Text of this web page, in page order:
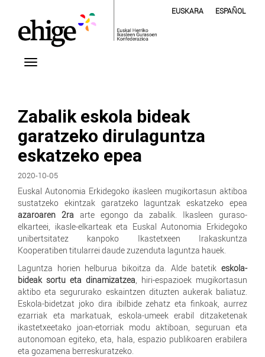
EUSKARA ESPAÑOL
Zabalik eskola bideak
garatzeko dirulaguntza
eskatzeko epea
2020-10-05
Euskal Autonomia Erkidegoko ikasleen mugikortasun aktiboa
sustatzeko ekintzak garatzeko laguntzak eskatzeko epea
azaroaren 2raarte egongo da zabalik. Ikasleen guraso-
elkarteei, ikasle-elkarteak eta Euskal Autonomia Erkidegoko
unibertsitatez kanpoko Ikastetxeen Irakaskuntza
Kooperatiben titularrei daude zuzenduta laguntza hauek.
Laguntza horien helburua bikoitza da. Alde batetik eskola-
bideak sortu eta dinamizatzea, hiri-espazioek mugikortasun
aktibo eta segururako eskaintzen dituzten aukerak baliatuz.
Eskola-bidetzat joko dira ibilbide zehatz eta finkoak, aurrez
ezarriak eta markatuak, eskola-umeek erabil ditzaketenak
ikastetxeetako joan-etorriak modu aktiboan, seguruan eta
autonomoan egiteko, eta, hala, espazio publikoaren erabilera
eta gozamena berreskuratzeko.